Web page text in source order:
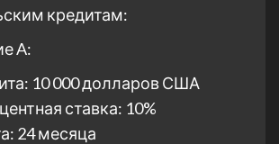
кредитам:
A:
10 000 долларов США
ставка: 10%
24 месяца